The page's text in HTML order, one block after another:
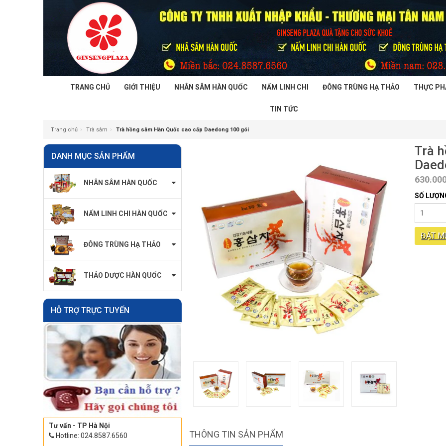
TRANG CHỦ GIỚI THIỆU NHÂN SÂM HÀN QUỐC NẤM LINH CHI ĐÔNG TRÙNG HẠ THẢO THỰC
TIN TỨC
Trang chủ › Trà sâm › Trà hồng sâm Hàn Quốc cao cấp Daedong 100 gói
Trà
SỐ
ĐẶT
THÔNG TIN SẢN PHẨM
DANH MỤC SẢN PHẨM
NHÂN SÂM HÀN QUỐC
NẤM LINH CHI HÀN QUỐC
ĐÔNG TRÙNG HẠ THẢO
THẢO DƯỢC HÀN QUỐC
HỖ TRỢ TRỰC TUYẾN
Tư vấn - TP Hà Nội
Hotline: 024.8587.6560